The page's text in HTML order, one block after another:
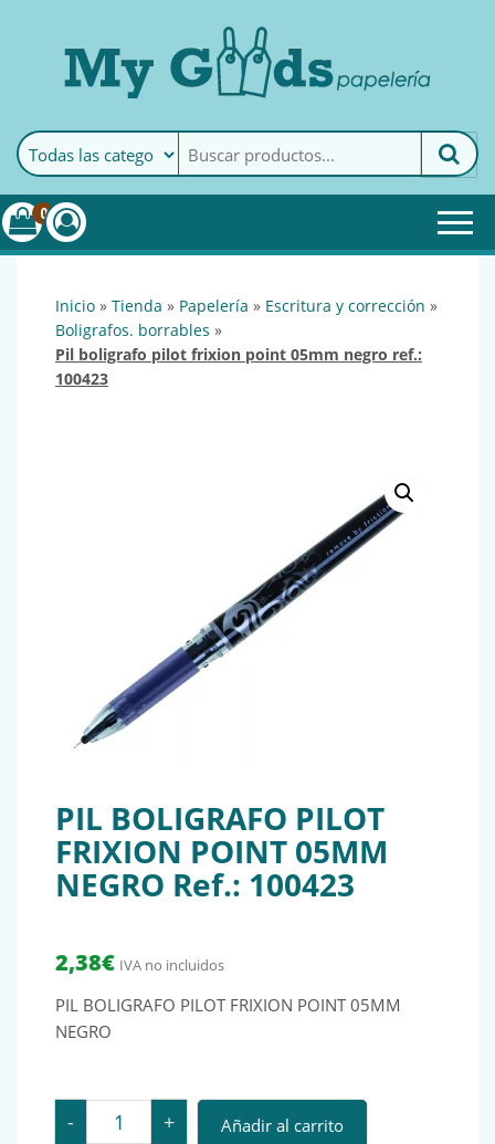
MyGoods · PapeleríaMy Goods es tu papelería
online de confianza. Podrás
encontrar todo lo necesario
0
inicio » tienda » papelería » escritura y corrección »
boligrafos. borrables »
pil boligrafo pilot frixion point 05mm negro ref.:
100423
PIL BOLIGRAFO PILOT
FRIXION POINT 05MM
NEGRO Ref.: 100423
2,38€ IVA no incluidos
PIL BOLIGRAFO PILOT FRIXION POINT 05MM
NEGRO
- PIL BOLIGRAFO PILOT FRIXION POINT 05MM
+ Añadir al carrito